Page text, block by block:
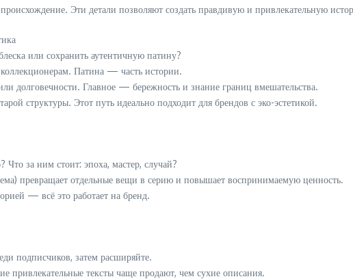
Эти детали позволяют создать правдивую и привлекательную
или сохранить аутентичную патину?
Патина — часть истории.
долговечности. Главное — бережность и знание границ вмешательства.
структуры. Этот путь идеально подходит для брендов с эко-эстетикой.
за ним стоит: эпоха, мастер, случай?
превращает отдельные вещи в серию и повышает воспринимаемую ценность.
— всё это работает на бренд.
подписчиков, затем расширяйте.
привлекательные тексты чаще продают, чем сухие описания.